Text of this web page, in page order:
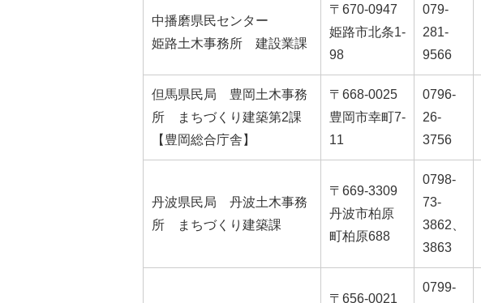
中播磨県民センター
姫路土木事務所 建設業課
〒670-0947
姫路市北条1-
98
079-
281-
9566
但馬県民局 豊岡土木事務
所 まちづくり建築第2課
【豊岡総合庁舎】
〒668-0025
豊岡市幸町7-
11
0796-
26-
3756
丹波県民局 丹波土木事務
所 まちづくり建築課
〒669-3309
丹波市柏原
町柏原688
0798-
73-
3862、
3863
〒656-0021
0799-